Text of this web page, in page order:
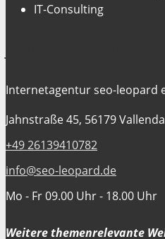
IT-Consulting
Internetagentur seo-leopard
Jahnstraße 45, 56179
+49 26139410782
info@seo-leopard.de
Mo - Fr 09.00 Uhr - 18.00 Uhr
Weitere themenrelevante